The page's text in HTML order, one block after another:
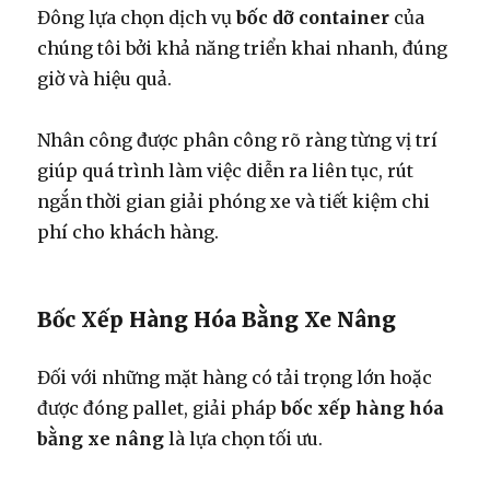
Đông lựa chọn dịch vụbốc dỡ container của
chúng tôi bởi khả năng triển khai nhanh, đúng
giờ và hiệu quả.
Nhân công được phân công rõ ràng từng vị trí
giúp quá trình làm việc diễn ra liên tục, rút
ngắn thời gian giải phóng xe và tiết kiệm chi
phí cho khách hàng.
Bốc Xếp Hàng Hóa Bằng Xe Nâng
Đối với những mặt hàng có tải trọng lớn hoặc
được đóng pallet, giải phápbốc xếp hàng hóa
bằng xe nâng là lựa chọn tối ưu.